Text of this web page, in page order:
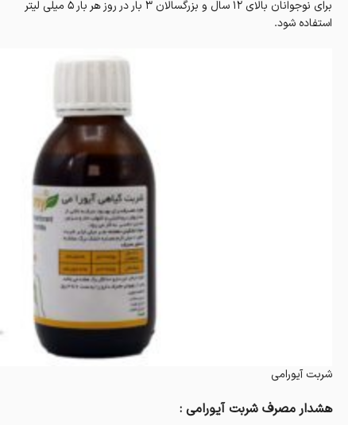
برای نوجوانان بالای 12 سال و بزرگسالان 3 بار در روز هر بار 5 میلی لیتر
استفاده شود.
شربت آیورامی
هشدار مصرف شربت آیورامی :